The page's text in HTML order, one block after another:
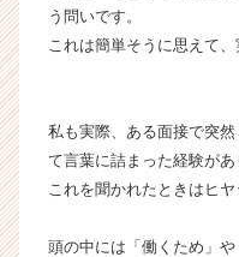
ら
ト
が
届
就
う問いです。
これは簡単そうに思えて
私も実際、ある面接で突
て言葉に詰まった経験があ
これを聞かれたときはヒヤ
頭の中には「働くため」